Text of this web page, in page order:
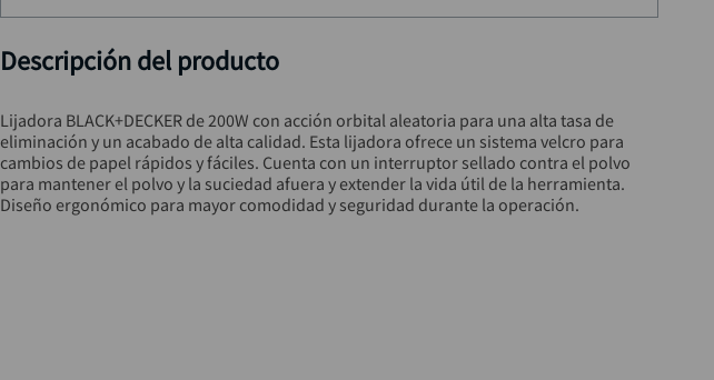
Descripción del producto
Lijadora BLACK+DECKER de 200W con acción orbital aleatoria para una alta tasa de
eliminación y un acabado de alta calidad. Esta lijadora ofrece un sistema velcro para
cambios de papel rápidos y fáciles. Cuenta con un interruptor sellado contra el polvo
para mantener el polvo y la suciedad afuera y extender la vida útil de la herramienta.
Diseño ergonómico para mayor comodidad y seguridad durante la operación.